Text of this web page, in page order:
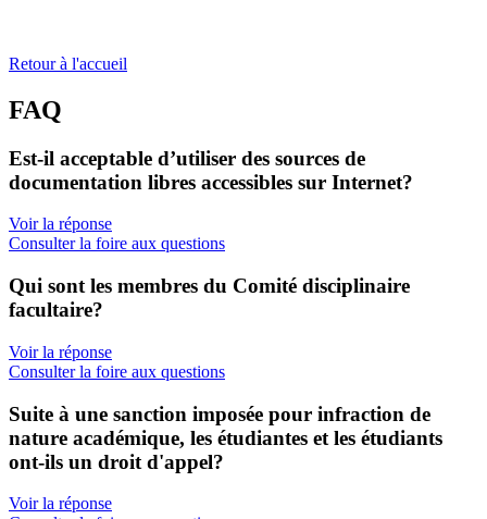
Retour à l'accueil
FAQ
Est-il acceptable d’utiliser des sources de
documentation libres accessibles sur Internet?
Voir la réponse
Consulter la foire aux questions
Qui sont les membres du Comité disciplinaire
facultaire?
Voir la réponse
Consulter la foire aux questions
Suite à une sanction imposée pour infraction de
nature académique, les étudiantes et les étudiants
ont-ils un droit d'appel?
Voir la réponse